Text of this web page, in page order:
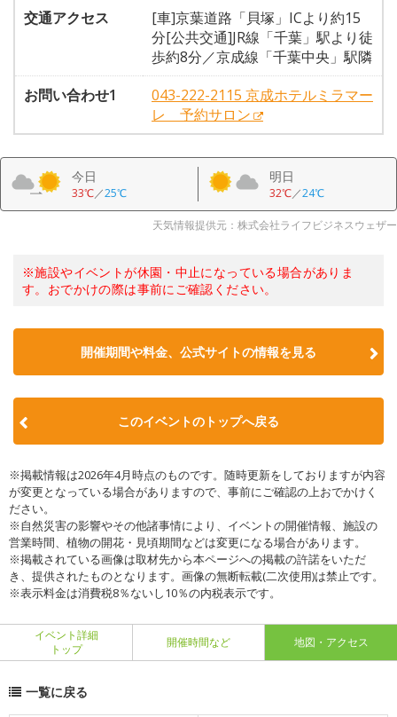
交通アクセス
[車]京葉道路「貝塚」ICより約15
分[公共交通]JR線「千葉」駅より徒
歩約8分／京成線「千葉中央」駅隣
お問い合わせ1
043-222-2115 京成ホテルミラマー
レ 予約サロン
今日
33℃／25℃
明日
32℃／24℃
天気情報提供元：株式会社ライフビジネスウェザー
※施設やイベントが休園・中止になっている場合がありま
す。おでかけの際は事前にご確認ください。
開催期間や料金、公式サイトの情報を見る
このイベントのトップへ戻る
※掲載情報は2026年4月時点のものです。随時更新をしておりますが内容
が変更となっている場合がありますので、事前にご確認の上おでかけく
ださい。
※自然災害の影響やその他諸事情により、イベントの開催情報、施設の
営業時間、植物の開花・見頃期間などは変更になる場合があります。
※掲載されている画像は取材先から本ページへの掲載の許諾をいただ
き、提供されたものとなります。画像の無断転載(二次使用)は禁止です。
※表示料金は消費税8％ないし10％の内税表示です。
イベント詳細
トップ
開催時間など 地図・アクセス
一覧に戻る